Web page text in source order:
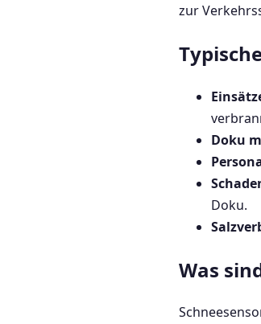
zur
Doku
Doku.
Was